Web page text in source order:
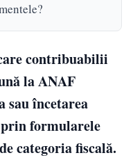
contribuabilii
la ANAF
încetarea
formularele
categoria fiscală.